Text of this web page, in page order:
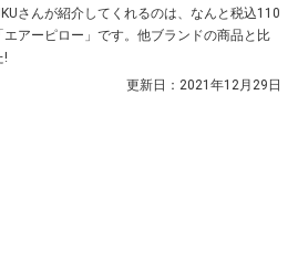
さんが紹介してくれるのは、なんと税込110
アーピロー」です。他ブランドの商品と比
!
更新日： 2021年12月29日